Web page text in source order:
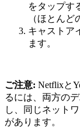
をタップす
（ほとんど
キャストア
ます。
ご注意: Netflixと
るには、両方の
し、同じネット
があります。